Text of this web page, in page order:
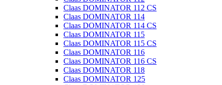
Claas DOMINATOR 112 CS
Claas DOMINATOR 114
Claas DOMINATOR 114 CS
Claas DOMINATOR 115
Claas DOMINATOR 115 CS
Claas DOMINATOR 116
Claas DOMINATOR 116 CS
Claas DOMINATOR 118
Claas DOMINATOR 125